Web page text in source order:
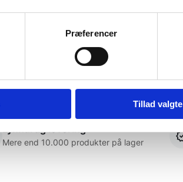
Præferencer
Tillad valgte
Lynhurtig levering
Mere end 10.000 produkter på lager